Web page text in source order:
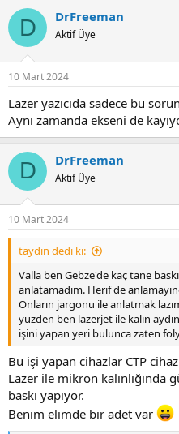
D DrFreeman
Aktif Üye
10 Mart 2024
Lazer yazıcıda sadece bu
Aynı zamanda ekseni de
D DrFreeman
Aktif Üye
10 Mart 2024
taydin dedi ki:
Valla ben Gebze'de kaç tane
anlatamadım. Herif de
Onların jargonu ile anlatmak
yüzden ben lazerjet ile kalın
işini yapan yeri bulunca zaten
Bu işi yapan cihazlar CTP
Lazer ile mikron
baskı yapıyor.
Benim elimde bir adet var